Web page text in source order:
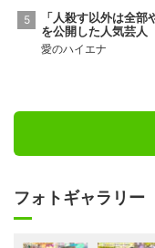
「人殺す以外は全
を公開した人気芸人
愛のハイエナ
フォトギャラリー